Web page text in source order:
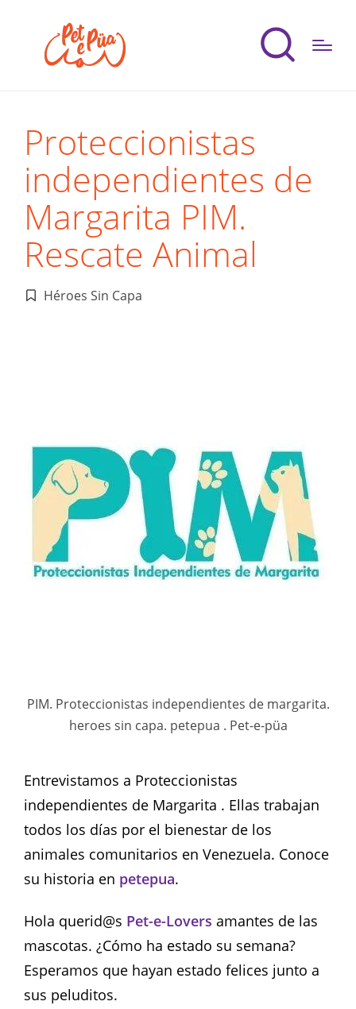
Proteccionistas
independientes de
Margarita PIM.
Rescate Animal
Publicado
Héroes Sin Capa
PIM. Proteccionistas independientes de margarita.
heroes sin capa. petepua . Pet-e-püa
Entrevistamos a Proteccionistas
independientes de Margarita . Ellas trabajan
todos los días por el bienestar de los
animales comunitarios en Venezuela. Conoce
su historia en petepua.
Hola querid@s Pet-e-Lovers amantes de las
mascotas. ¿Cómo ha estado su semana?
Esperamos que hayan estado felices junto a
sus peluditos.